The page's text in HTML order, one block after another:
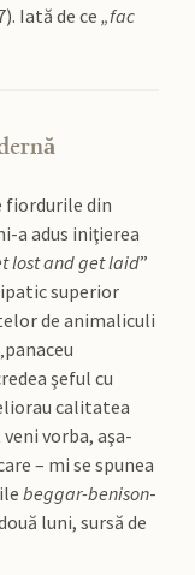
Iată de ce „fac
fiordurile din
a adus iniţierea
lost and get laid”
superior
de animaliculi
şeful cu
calitatea
vorba, aşa-
– mi se spunea
beggar-benison-
luni, sursă de